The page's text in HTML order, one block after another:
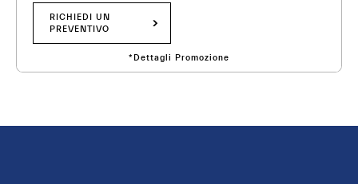
RICHIEDI UN
PREVENTIVO
*Dettagli Promozione